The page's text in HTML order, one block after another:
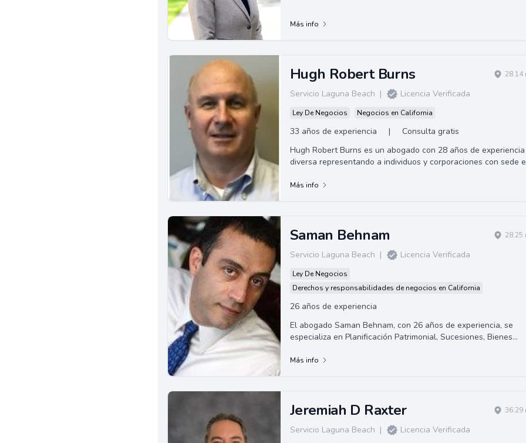
Más info
Hugh Robert Burns
Servicio Laguna Beach | Licencia Verificada
Ley De Negocios Negocios en California
33 años de experiencia | Consulta gratis
28.14
Hugh Robert Burns es un abogado con 28 años de experiencia
diversa representando a individuos y corporaciones con sede en
Latina, posee habilidades para asistir a clientes de habla
Más info
Saman Behnam
Servicio Laguna Beach | Licencia Verificada
Ley De Negocios
Derechos y responsabilidades de negocios en California
26 años de experiencia
28.25
El abogado Saman Behnam, con 26 años de experiencia, se
especializa en Planificación Patrimonial, Sucesiones, Bienes
y mediación. Ofrece servicios legales especializados y
Más info
Jeremiah D Raxter
Servicio Laguna Beach | Licencia Verificada
36.29